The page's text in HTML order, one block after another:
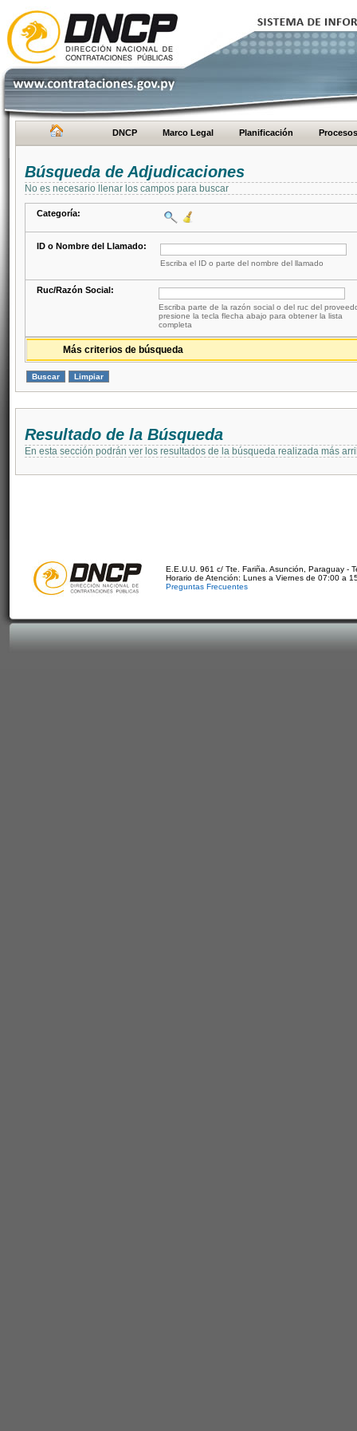
DNCP Marco Legal Planificación Procesos
Búsqueda de Adjudicaciones
No es necesario llenar los campos para buscar
Categoría:
ID o Nombre del Llamado:
Escriba el ID o parte del nombre del llamado
Ruc/Razón Social:
Escriba parte de la razón social o del ruc del
presione la tecla flecha abajo para obtener la lista
completa
Más criterios de búsqueda
Resultado de la Búsqueda
En esta sección podrán ver los resultados de la búsqueda realizada más
E.E.U.U. 961 c/ Tte. Fariña. Asunción, Paraguay -
Horario de Atención: Lunes a Viernes de 07:00 a
Preguntas Frecuentes